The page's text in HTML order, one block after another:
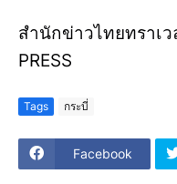
สำนักข่าวไทยทราเว
PRESS
Tags กระบี่
Facebook